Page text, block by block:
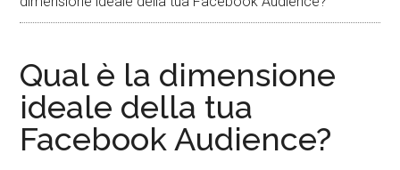
Qual è la dimensione
ideale della tua
Facebook Audience?